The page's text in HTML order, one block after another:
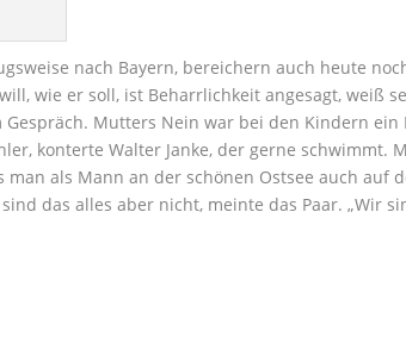
nach Bayern, bereichern auch heute
wie er soll, ist Beharrlichkeit angesagt, weiß
Mutters Nein war bei den Kindern ein
konterte Walter Janke, der gerne schwimmt.
als Mann an der schönen Ostsee auch auf
das alles aber nicht, meinte das Paar. „Wir